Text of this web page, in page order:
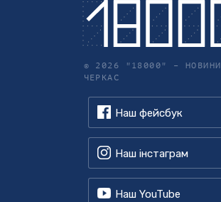
© 2026 "18000" – НОВИНИ
ЧЕРКАС
Наш фейсбук
Наш інстаграм
Наш YouTube